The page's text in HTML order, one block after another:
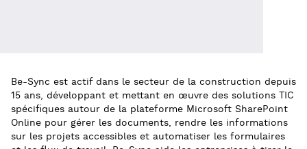
Be-Sync est actif dans le secteur de la construction depuis
15 ans, développant et mettant en œuvre des solutions TIC
spécifiques autour de la plateforme Microsoft SharePoint
Online pour gérer les documents, rendre les informations
sur les projets accessibles et automatiser les formulaires